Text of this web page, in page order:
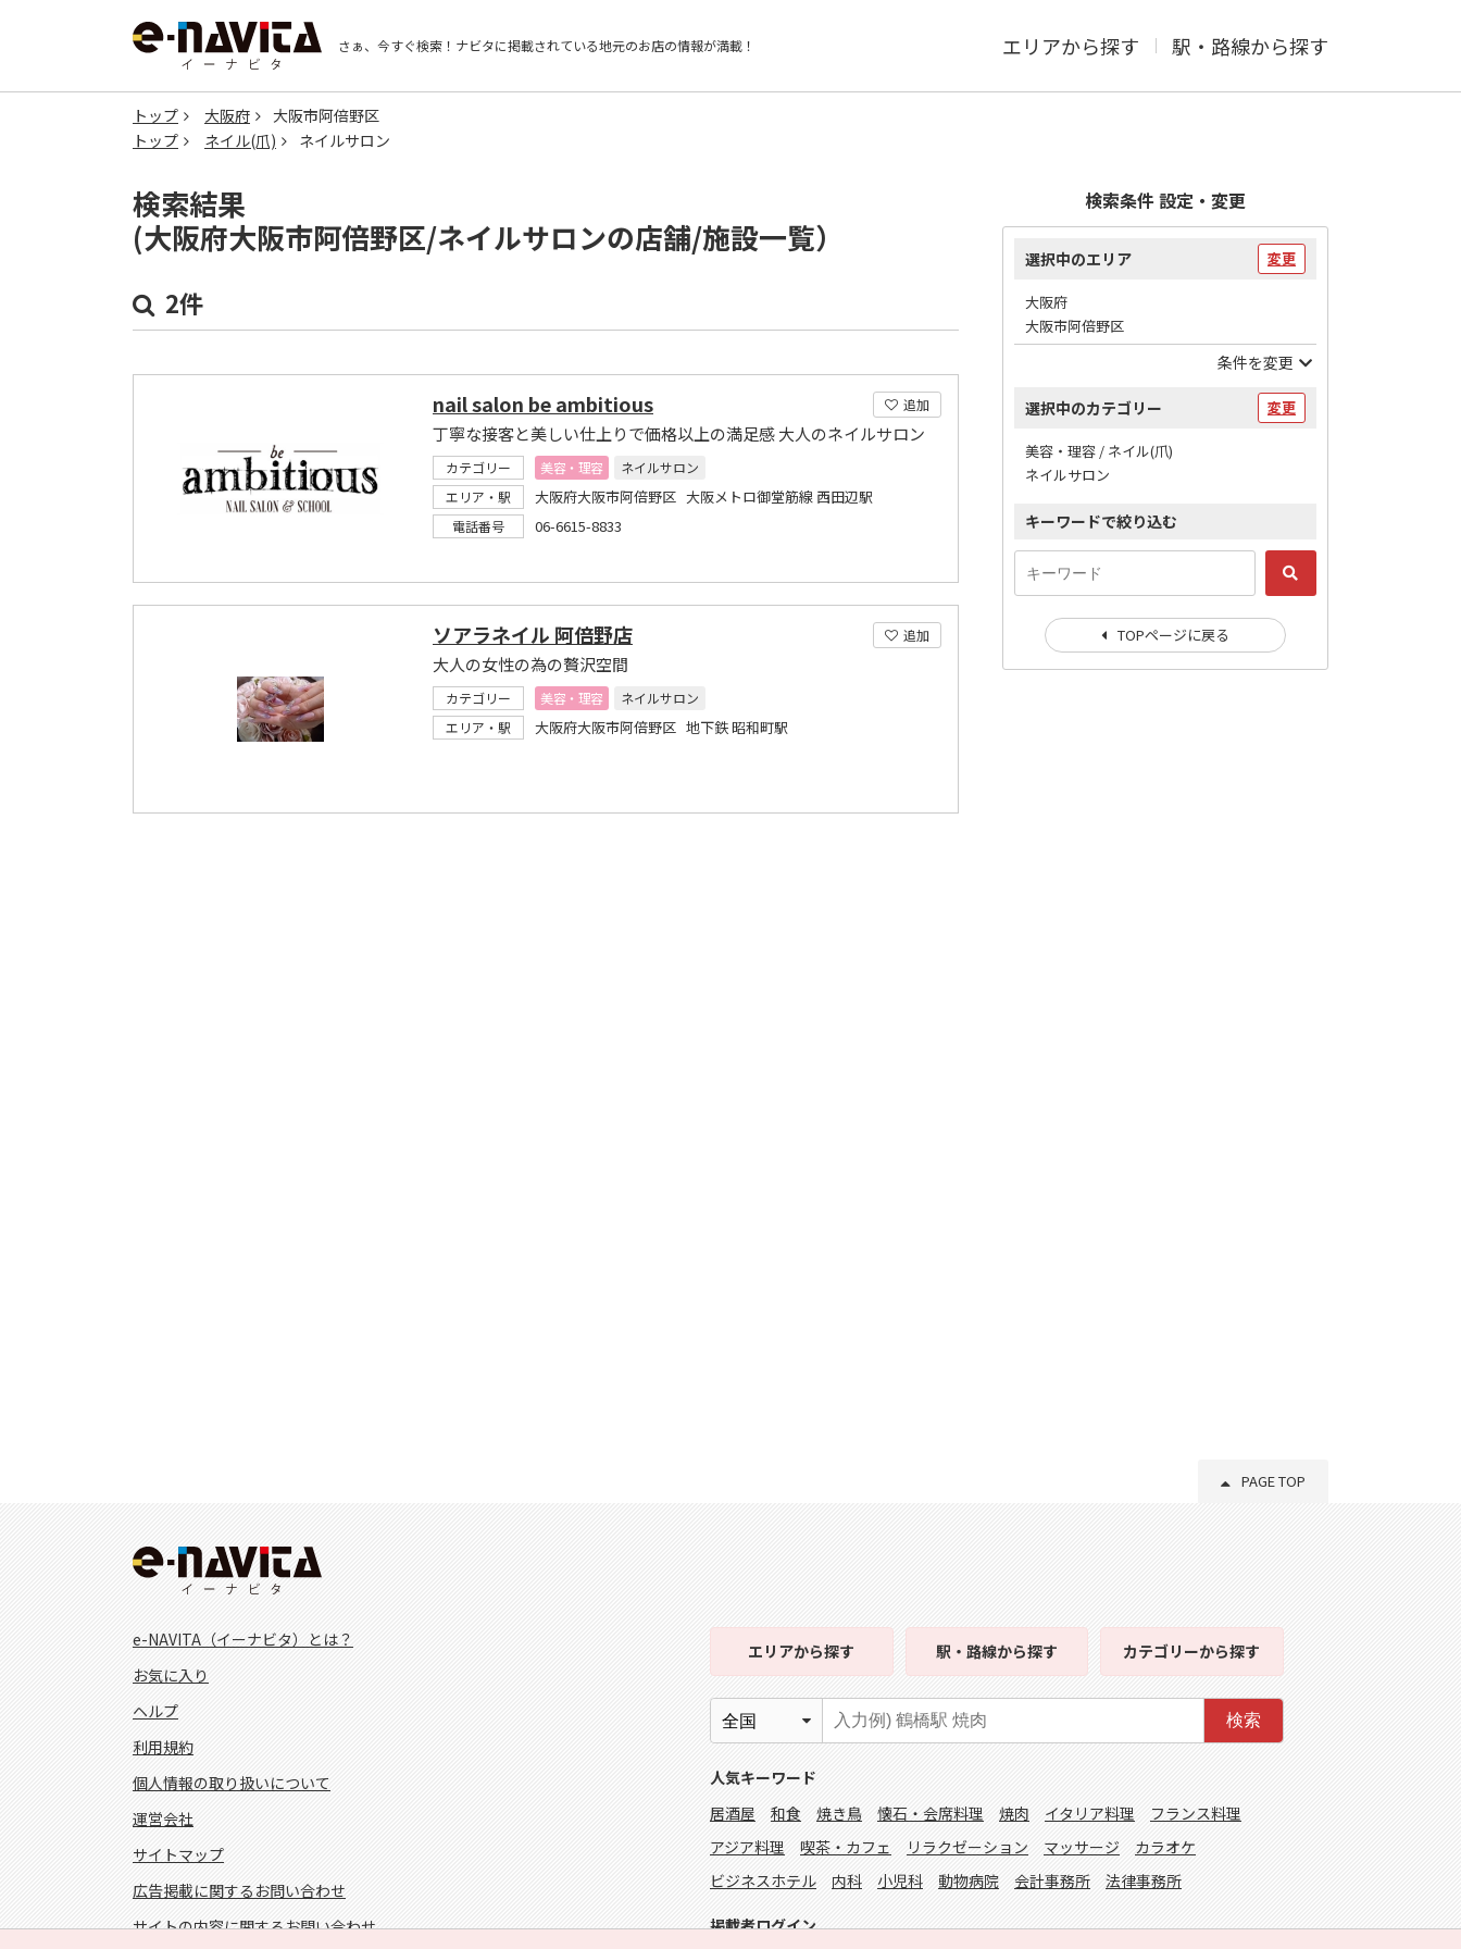
さぁ、今すぐ検索！ ナビタに掲載されている地元のお店の情報が満載！ エリアから探す 駅・路線から探す
トップ 大阪府
大阪市阿倍野区
トップ
ネイル(爪) ネイルサロン
検索結果
(大阪府大阪市阿倍野区/ネイルサロンの店舗/施設一覧）
2件
追加
nail salon be ambitious
丁寧な接客と美しい仕上りで価格以上の満足感 大人のネイルサロン
カテゴリー 美容・理容
ネイルサロン
エリア・駅
大阪府大阪市阿倍野区 大阪メトロ御堂筋線 西田辺駅
電話番号 06-6615-8833
追加
ソアラネイル 阿倍野店
大人の女性の為の贅沢空間
カテゴリー 美容・理容
ネイルサロン
エリア・駅
大阪府大阪市阿倍野区 地下鉄 昭和町駅
検索条件 設定・変更
選択中のエリア 変更
大阪府
大阪市阿倍野区
条件を変更
選択中のカテゴリー 変更
美容・理容 / ネイル(爪)
ネイルサロン
キーワードで絞り込む
TOPページに戻る
PAGE TOP
e-NAVITA（イーナビタ）とは？
お気に入り
ヘルプ
利用規約
個人情報の取り扱いについて
運営会社
サイトマップ
広告掲載に関するお問い合わせ
サイトの内容に関するお問い合わせ
エリアから探す 駅・路線から探す カテゴリーから探す
検索
人気キーワード
居酒屋
和食 焼き鳥 懐石・会席料理 焼肉 イタリア料理
フランス料理
アジア料理
喫茶・カフェ リラクゼーション マッサージ
カラオケ
ビジネスホテル
内科 小児科 動物病院 会計事務所 法律事務所
掲載者ログイン